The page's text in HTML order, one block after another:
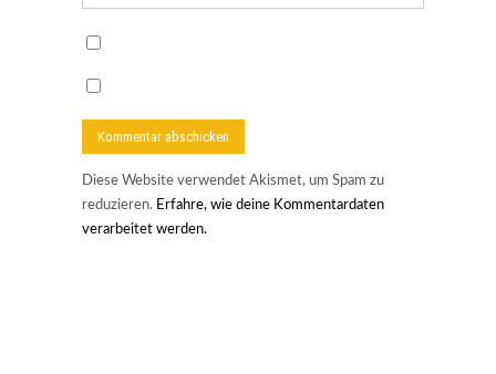
Diese Website verwendet Akismet, um Spam zu
reduzieren. Erfahre, wie deine Kommentardaten
verarbeitet werden.